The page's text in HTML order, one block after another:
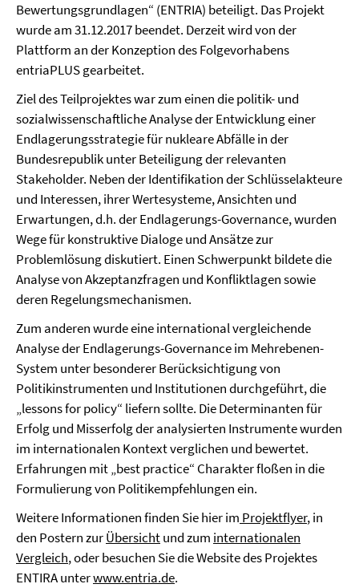
Bewertungsgrundlagen“ (ENTRIA) beteiligt. Das Projekt
wurde am 31.12.2017 beendet. Derzeit wird von der
Plattform an der Konzeption des Folgevorhabens
entriaPLUS gearbeitet.
Ziel des Teilprojektes war zum einen die politik- und
sozialwissenschaftliche Analyse der Entwicklung einer
Endlagerungsstrategie für nukleare Abfälle in der
Bundesrepublik unter Beteiligung der relevanten
Stakeholder. Neben der Identifikation der Schlüsselakteure
und Interessen, ihrer Wertesysteme, Ansichten und
Erwartungen, d.h. der Endlagerungs-Governance, wurden
Wege für konstruktive Dialoge und Ansätze zur
Problemlösung diskutiert. Einen Schwerpunkt bildete die
Analyse von Akzeptanzfragen und Konfliktlagen sowie
deren Regelungsmechanismen.
Zum anderen wurde eine international vergleichende
Analyse der Endlagerungs-Governance im Mehrebenen-
System unter besonderer Berücksichtigung von
Politikinstrumenten und Institutionen durchgeführt, die
„lessons for policy“ liefern sollte. Die Determinanten für
Erfolg und Misserfolg der analysierten Instrumente wurden
im internationalen Kontext verglichen und bewertet.
Erfahrungen mit „best practice“ Charakter floßen in die
Formulierung von Politikempfehlungen ein.
Weitere Informationen finden Sie hier im Projektflyer, in
den Postern zurÜbersichtund zum internationalen
Vergleich, oder besuchen Sie die Website des Projektes
ENTIRA unterwww.entria.de.